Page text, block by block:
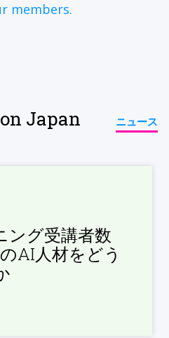
members.
Japan
ニュース
ング受講者数
AI人材をどう